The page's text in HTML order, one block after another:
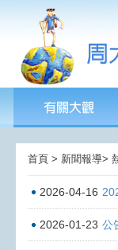
首頁 > 新聞報導>
2026-04-16
2026-01-23 公